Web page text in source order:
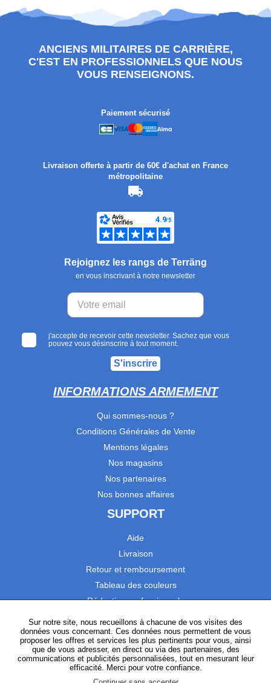
ANCIENS MILITAIRES DE CARRIÈRE,
C'EST EN PROFESSIONNELS QUE NOUS
VOUS RENSEIGNONS.
Paiement sécurisé
Livraison offerte à partir de 60€ d'achat en France
métropolitaine
Rejoignez les rangs de Terräng
en vous inscrivant à notre newsletter
j'accepte de recevoir cette newsletter. Sachez que vous
pouvez vous désinscrire à tout moment.
S'inscrire
INFORMATIONS ARMEMENT
Qui sommes-nous ?
Conditions Générales de Vente
Mentions légales
Nos magasins
Nos partenaires
Nos bonnes affaires
SUPPORT
Aide
Livraison
Retour et remboursement
Tableau des couleurs
Réduction professionnels
Catalogues
Satisfaction Clients
SUIVEZ-NOUS
Sur notre site, nous recueillons à chacune de vos visites des
données vous concernant. Ces données nous permettent de vous
proposer les offres et services les plus pertinents pour vous, ainsi
que de vous adresser, en direct ou via des partenaires, des
communications et publicités personnalisées, tout en mesurant leur
efficacité. Merci pour votre confiance.